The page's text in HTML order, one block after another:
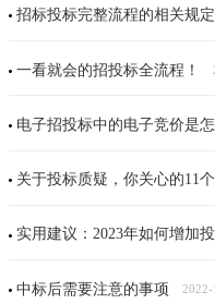
招标投标完整流程的相关规定
一看就会的招投标全流程！
电子招投标中的电子竞价是
关于投标质疑，你关心的11
实用建议：2023年如何增加
中标后需要注意的事项 2022-